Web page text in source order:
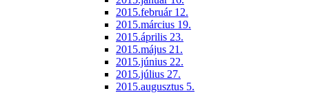
2015.február 12.
2015.március 19.
2015.április 23.
2015.május 21.
2015.június 22.
2015.július 27.
2015.augusztus 5.